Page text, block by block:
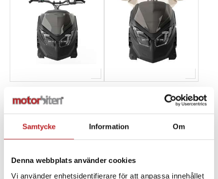
Samtycke Information Om
Denna webbplats använder cookies
Vi använder enhetsidentifierare för att anpassa innehållet
Lynx / Ski-Doo Ultra low
WINDSHIELD
1012761 860202624
1 290,00 kr
Lägg i varukorg
WINDSHIELD KIT BRP
1007204